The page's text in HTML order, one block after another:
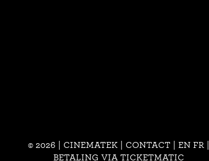
© 2026 | CINEMATEK | CONTACT| EN FR
BETALING VIA TICKETMATIC